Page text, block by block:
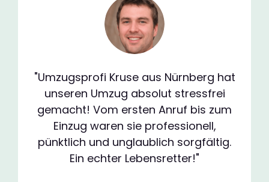
"Umzugsprofi Kruse aus Nürnberg hat
unseren Umzug absolut stressfrei
gemacht! Vom ersten Anruf bis zum
Einzug waren sie professionell,
pünktlich und unglaublich sorgfältig.
Ein echter Lebensretter!"